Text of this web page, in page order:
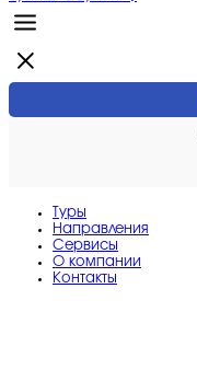
Туры
Направления
Сервисы
O компании
Контакты